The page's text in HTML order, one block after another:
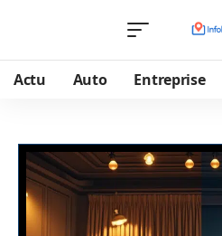
Actu Auto Entreprise